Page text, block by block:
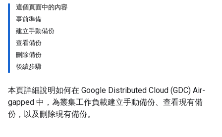
這個頁面中的內容
事前準備
建立手動備份
查看備份
刪除備份
後續步驟
本頁詳細說明如何在 Google Distributed Cloud (GDC) Air-
gapped 中，為叢集工作負載建立手動備份、查看現有備
份，以及刪除現有備份。